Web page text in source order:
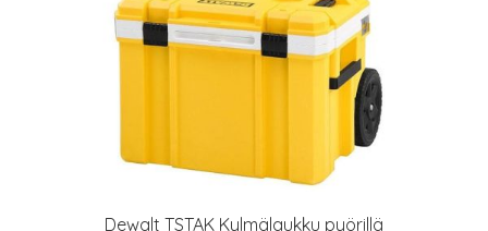
Dewalt TSTAK Kylmälaukku pyörillä